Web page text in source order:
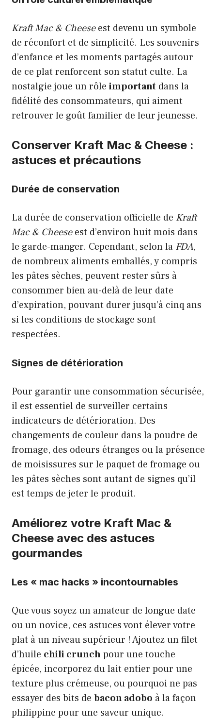
Kraft Mac & Cheeseest devenu un symbole
de réconfort et de simplicité. Les souvenirs
d’enfance et les moments partagés autour
de ce plat renforcent son statut culte. La
nostalgie joue un rôle important dans la
fidélité des consommateurs, qui aiment
retrouver le goût familier de leur jeunesse.
Conserver Kraft Mac & Cheese :
astuces et précautions
Durée de conservation
La durée de conservation officielle de Kraft
Mac & Cheeseest d’environ huit mois dans
le garde-manger. Cependant, selon la FDA,
de nombreux aliments emballés, y compris
les pâtes sèches, peuvent rester sûrs à
consommer bien au-delà de leur date
d’expiration, pouvant durer jusqu’à cinq ans
si les conditions de stockage sont
respectées.
Signes de détérioration
Pour garantir une consommation sécurisée,
il est essentiel de surveiller certains
indicateurs de détérioration. Des
changements de couleur dans la poudre de
fromage, des odeurs étranges ou la présence
de moisissures sur le paquet de fromage ou
les pâtes sèches sont autant de signes qu’il
est temps de jeter le produit.
Améliorez votre Kraft Mac &
Cheese avec des astuces
gourmandes
Les « mac hacks » incontournables
Que vous soyez un amateur de longue date
ou un novice, ces astuces vont élever votre
plat à un niveau supérieur ! Ajoutez un filet
d’huile chili crunchpour une touche
épicée, incorporez du lait entier pour une
texture plus crémeuse, ou pourquoi ne pas
essayer des bits de bacon adobo à la façon
philippine pour une saveur unique.